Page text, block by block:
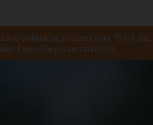
v Mikulově, Kostelní nám. 157/9, 692
| vytvořilo prezentační.info